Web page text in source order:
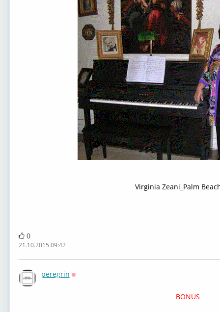
Virginia Zeani_Palm
0
21.10.2015 09:42
peregrin
BONUS